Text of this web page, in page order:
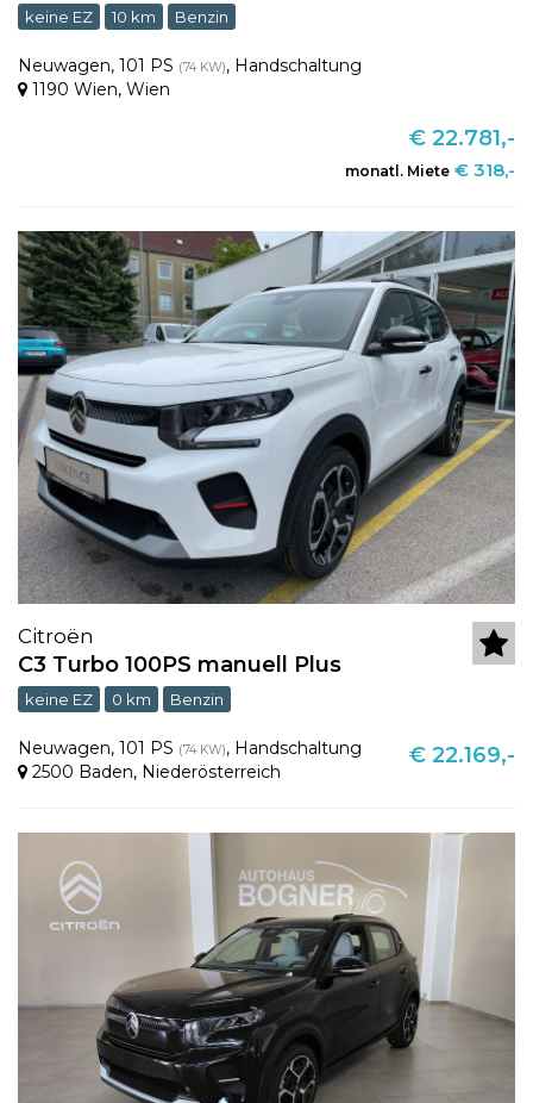
keine EZ 10 km Benzin
Neuwagen, 101 PS (74 KW), Handschaltung
1190 Wien, Wien
€ 22.781,-
monatl. Miete € 318,-
Citroën
C3 Turbo 100PS manuell Plus
keine EZ 0 km Benzin
Neuwagen, 101 PS (74 KW), Handschaltung
2500 Baden, Niederösterreich
€ 22.169,-